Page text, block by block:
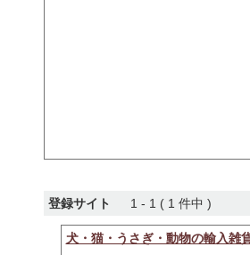
登録サイト 1 - 1 ( 1 件中 )
犬・猫・うさぎ・動物の輸入雑